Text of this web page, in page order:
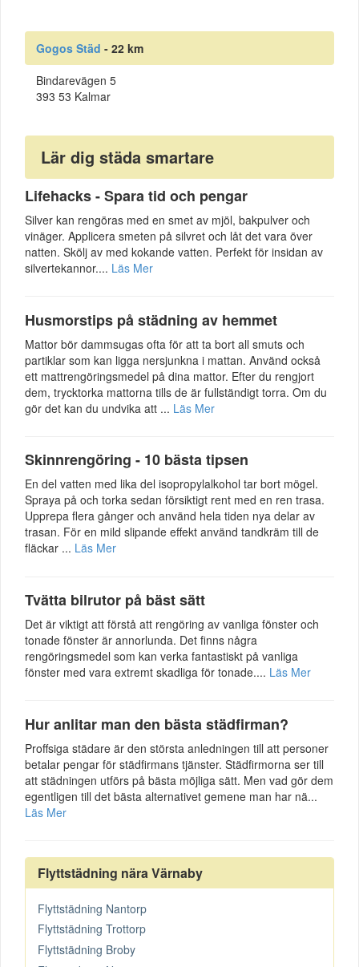
Gogos Städ - 22 km
Bindarevägen 5
393 53 Kalmar
Lär dig städa smartare
Lifehacks - Spara tid och pengar
Silver kan rengöras med en smet av mjöl, bakpulver och
vinäger. Applicera smeten på silvret och låt det vara över
natten. Skölj av med kokande vatten. Perfekt för insidan av
silvertekannor.... Läs Mer
Husmorstips på städning av hemmet
Mattor bör dammsugas ofta för att ta bort all smuts och
partiklar som kan ligga nersjunkna i mattan. Använd också
ett mattrengöringsmedel på dina mattor. Efter du rengjort
dem, trycktorka mattorna tills de är fullständigt torra. Om du
gör det kan du undvika att ... Läs Mer
Skinnrengöring - 10 bästa tipsen
En del vatten med lika del isopropylalkohol tar bort mögel.
Spraya på och torka sedan försiktigt rent med en ren trasa.
Upprepa flera gånger och använd hela tiden nya delar av
trasan. För en mild slipande effekt använd tandkräm till de
fläckar ... Läs Mer
Tvätta bilrutor på bäst sätt
Det är viktigt att förstå att rengöring av vanliga fönster och
tonade fönster är annorlunda. Det finns några
rengöringsmedel som kan verka fantastiskt på vanliga
fönster med vara extremt skadliga för tonade.... Läs Mer
Hur anlitar man den bästa städfirman?
Proffsiga städare är den största anledningen till att personer
betalar pengar för städfirmans tjänster. Städfirmorna ser till
att städningen utförs på bästa möjliga sätt. Men vad gör dem
egentligen till det bästa alternativet gemene man har nä...
Läs Mer
Flyttstädning nära Värnaby
Flyttstädning Nantorp
Flyttstädning Trottorp
Flyttstädning Broby